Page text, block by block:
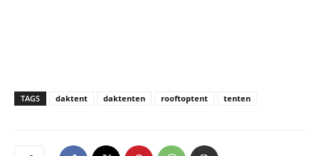
TAGS daktent daktenten rooftoptent tenten